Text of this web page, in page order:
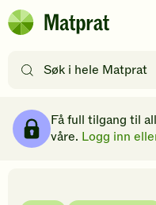
Hopp til hovedinnhold
Matprat
etter
filtre
Få full tilgang til
våre. Logg inn